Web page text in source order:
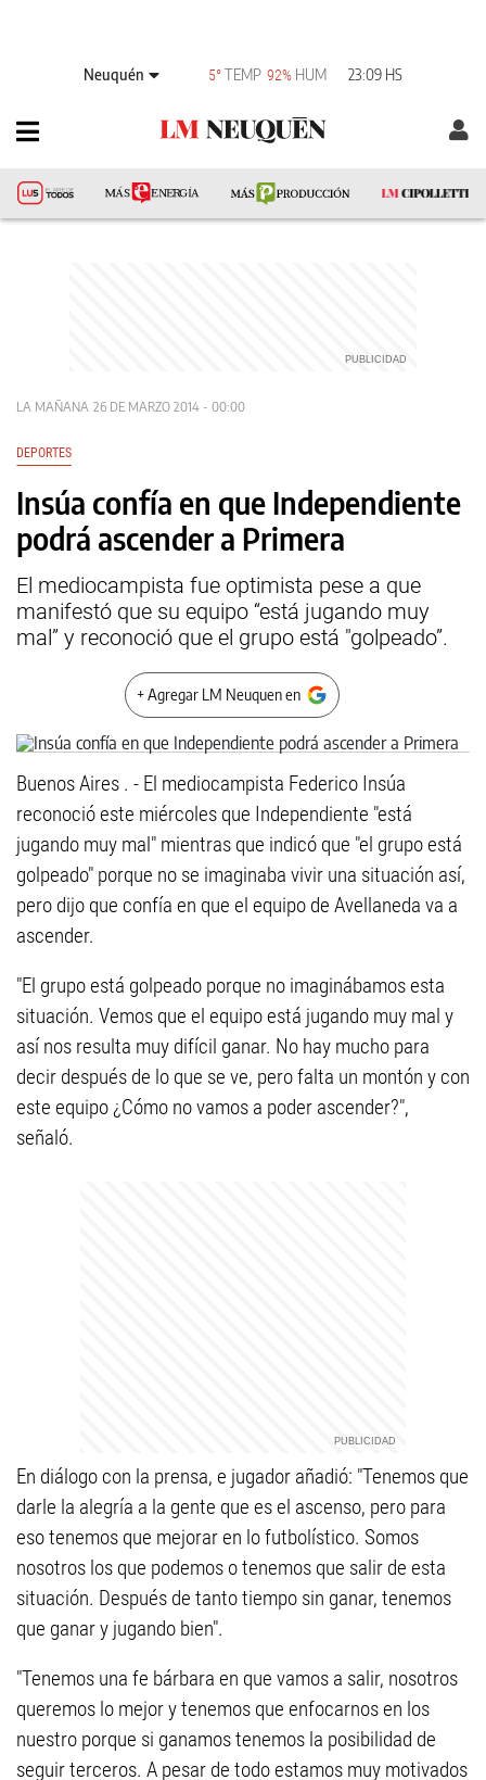
Neuquén 5°TEMP 92% HUM 23:09 HS
LA MAÑANA 26 DE MARZO 2014 - 00:00
DEPORTES
Insúa confía en que Independiente
podrá ascender a Primera
El mediocampista fue optimista pese a que
manifestó que su equipo “está jugando muy
mal” y reconoció que el grupo está "golpeado”.
+ Agregar LM Neuquen en
Buenos Aires . - El mediocampista Federico Insúa
reconoció este miércoles que Independiente "está
jugando muy mal" mientras que indicó que "el grupo está
golpeado" porque no se imaginaba vivir una situación así,
pero dijo que confía en que el equipo de Avellaneda va a
ascender.
"El grupo está golpeado porque no imaginábamos esta
situación. Vemos que el equipo está jugando muy mal y
así nos resulta muy difícil ganar. No hay mucho para
decir después de lo que se ve, pero falta un montón y con
este equipo ¿Cómo no vamos a poder ascender?",
señaló.
En diálogo con la prensa, e jugador añadió: "Tenemos que
darle la alegría a la gente que es el ascenso, pero para
eso tenemos que mejorar en lo futbolístico. Somos
nosotros los que podemos o tenemos que salir de esta
situación. Después de tanto tiempo sin ganar, tenemos
que ganar y jugando bien".
"Tenemos una fe bárbara en que vamos a salir, nosotros
queremos lo mejor y tenemos que enfocarnos en los
nuestro porque si ganamos tenemos la posibilidad de
seguir terceros. A pesar de todo estamos muy motivados